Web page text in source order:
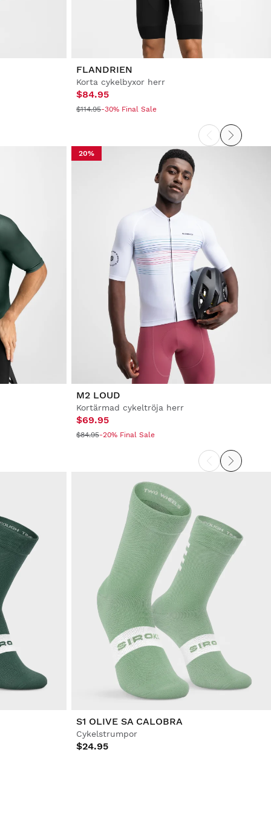
FLANDRIEN
Korta cykelbyxor herr
$84.95
$114.95-30% Final Sale
20%
M2 LOUD
Kortärmad cykeltröja herr
$69.95
$84.95-20% Final Sale
S1 OLIVE SA CALOBRA
Cykelstrumpor
$24.95